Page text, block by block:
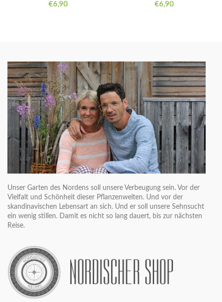
€6,90 €6,90
Unser Garten des Nordens soll unsere Verbeugung sein. Vor der
Vielfalt und Schönheit dieser Pflanzenwelten. Und vor der
skandinavischen Lebensart an sich. Und er soll unsere Sehnsucht
ein wenig stillen. Damit es nicht so lang dauert, bis zur nächsten
Reise.